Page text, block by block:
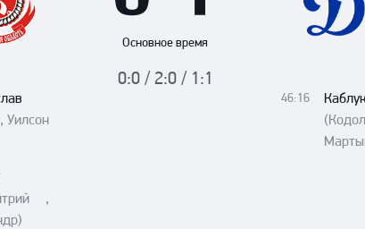
Амур
Основное время
0:0 / 2:0 / 1:1
Уилсон
,
46:16